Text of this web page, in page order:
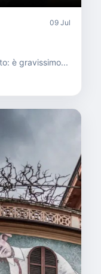
09 Jul
è gravissimo...